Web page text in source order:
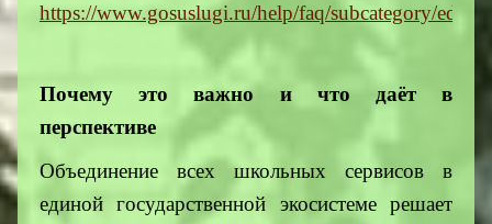
https://www.gosuslugi.ru/help/faq/subcategory/
Почему это важно и что даёт в
перспективе
Объединение всех школьных сервисов в
единой государственной экосистеме решает